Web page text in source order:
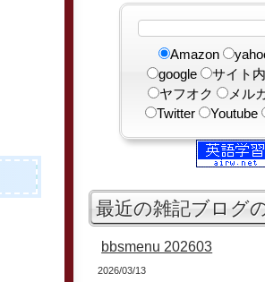
Amazon
google
サイト内
ヤフオク
メル
Twitter
Youtube
最近の雑記ブログ
bbsmenu 202603
2026/03/13